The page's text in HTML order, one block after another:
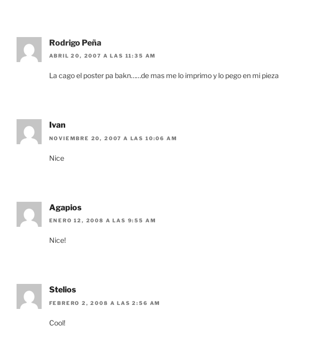
Rodrigo Peña
ABRIL 20, 2007 A LAS 11:35 AM
La cago el poster pa bakn……de mas me lo imprimo y lo pego en mi pieza
Ivan
NOVIEMBRE 20, 2007 A LAS 10:06 AM
Nice
Agapios
ENERO 12, 2008 A LAS 9:55 AM
Nice!
Stelios
FEBRERO 2, 2008 A LAS 2:56 AM
Cool!